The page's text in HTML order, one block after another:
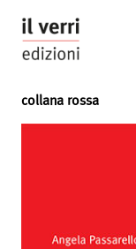
collana rossa